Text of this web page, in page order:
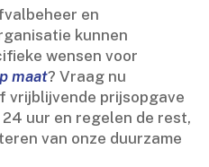
en
kunnen
wensen voor
maat? Vraag nu
vrijblijvende prijsopgave
uur en regelen de rest,
van onze duurzame